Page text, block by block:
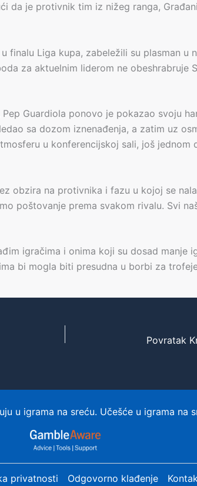
da je protivnik tim iz nižeg ranga,
finalu Liga kupa, zabeležili su plasman u
za aktuelnim liderom ne obeshrabruje
Guardiola ponovo je pokazao svoju
sa dozom iznenađenja, a zatim uz
u konferencijskoj sali, još
obzira na protivnika i fazu u kojoj se
poštovanje prema svakom rivalu. Svi
igračima i onima koji su dosad manje
bi mogla biti presudna u borbi za
u igrama na sreću. Učešće u igrama na
privatnosti Odgovorno klađenje